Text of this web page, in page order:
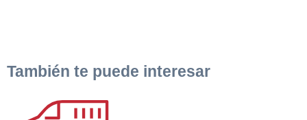
También te puede interesar